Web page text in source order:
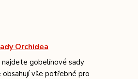
Orchidea
najdete gobelínové sady
obsahují vše potřebné pro